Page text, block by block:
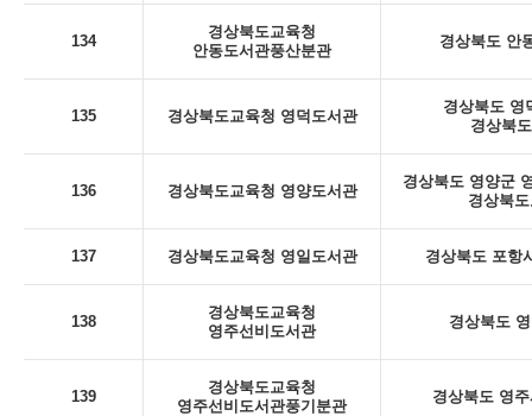
134
경상북도교육청
안동도서관풍산분관
경상북도 안
135 경상북도교육청 영덕도서관
경상북도 영
경상북
136 경상북도교육청 영양도서관
경상북도 영양군
경상북
137 경상북도교육청 영일도서관 경상북도 포항
138
경상북도교육청
영주선비도서관
경상북도
139
경상북도교육청
영주선비도서관풍기분관
경상북도 영